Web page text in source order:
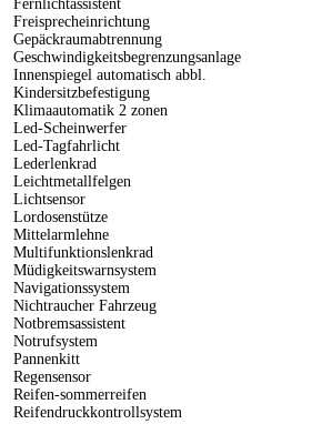
Fernlichtassistent
Freisprecheinrichtung
Gepäckraumabtrennung
Geschwindigkeitsbegrenzungsanlage
Innenspiegel automatisch abbl.
Kindersitzbefestigung
Klimaautomatik 2 zonen
Led-Scheinwerfer
Led-Tagfahrlicht
Lederlenkrad
Leichtmetallfelgen
Lichtsensor
Lordosenstütze
Mittelarmlehne
Multifunktionslenkrad
Müdigkeitswarnsystem
Navigationssystem
Nichtraucher Fahrzeug
Notbremsassistent
Notrufsystem
Pannenkitt
Regensensor
Reifen-sommerreifen
Reifendruckkontrollsystem